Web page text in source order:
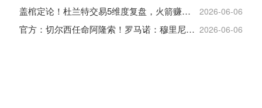
盖棺定论！杜兰特交易5维度复盘，火箭赚大了，太阳只赢在未来 2026-06-06
官方：切尔西任命阿隆索！罗马诺：穆里尼奥对重返皇马感到激动！ 2026-06-06